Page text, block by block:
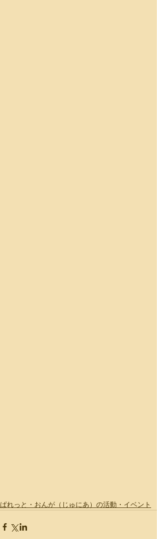
ぱれっと・おんが（じゅにあ）の活動・イベント